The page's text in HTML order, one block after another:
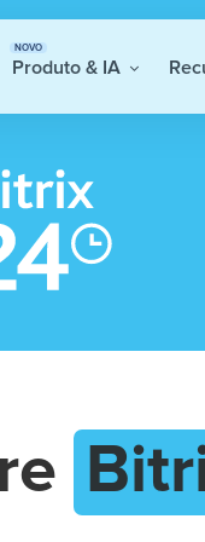
NOVO
Produto & IA